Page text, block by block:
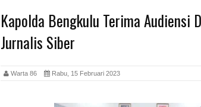
Kapolda Bengkulu Terima Audiensi
Jurnalis Siber
Warta 86 Rabu, 15 Februari 2023